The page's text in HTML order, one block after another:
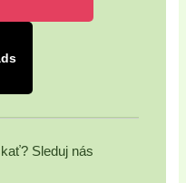
Sleduj nás